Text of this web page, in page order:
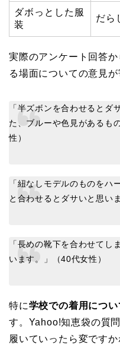
ダボっとした服
装
だら
実際のアンケート回答
る場面についての意見が
「半ズボンを合わせるとダ
た、ブルーや色見があるも
性）
「紐なしモデルのものをハ
と合わせるとダサいと思い
「長めの靴下を合わせてし
います。」（40代女性）
特に学校での着用につ
す。Yahoo!知恵袋の質
履いていったら変です